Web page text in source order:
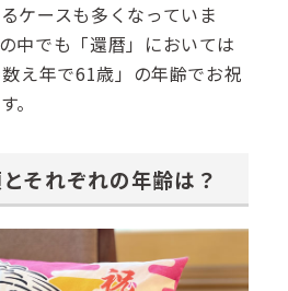
ケースも多くなっていま
中でも「還暦」においては
え年で61歳」の年齢でお祝
。
それぞれの年齢は？